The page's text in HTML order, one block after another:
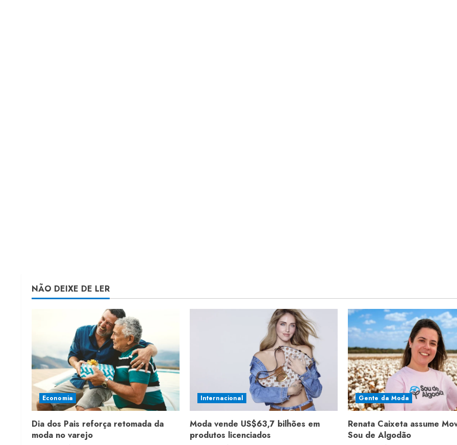
NÃO DEIXE DE LER
Economia
Dia dos Pais reforça retomada da
moda no varejo
Internacional
Moda vende US$63,7 bilhões em
produtos licenciados
Gente da Moda
Renata Caixeta assume
Sou de Algodão